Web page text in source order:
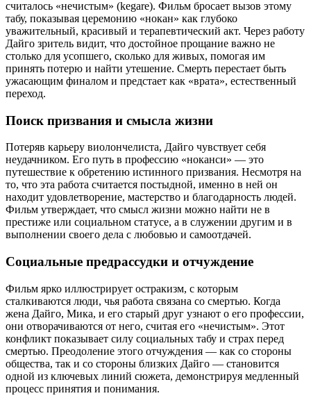
считалось «нечистым» (kegare). Фильм бросает вызов этому
табу, показывая церемонию «нокан» как глубоко
уважительный, красивый и терапевтический акт. Через работу
Дайго зритель видит, что достойное прощание важно не
столько для усопшего, сколько для живых, помогая им
принять потерю и найти утешение. Смерть перестает быть
ужасающим финалом и предстает как «врата», естественный
переход.
Поиск призвания и смысла жизни
Потеряв карьеру виолончелиста, Дайго чувствует себя
неудачником. Его путь в профессию «ноканси» — это
путешествие к обретению истинного призвания. Несмотря на
то, что эта работа считается постыдной, именно в ней он
находит удовлетворение, мастерство и благодарность людей.
Фильм утверждает, что смысл жизни можно найти не в
престиже или социальном статусе, а в служении другим и в
выполнении своего дела с любовью и самоотдачей.
Социальные предрассудки и отчуждение
Фильм ярко иллюстрирует остракизм, с которым
сталкиваются люди, чья работа связана со смертью. Когда
жена Дайго, Мика, и его старый друг узнают о его профессии,
они отворачиваются от него, считая его «нечистым». Этот
конфликт показывает силу социальных табу и страх перед
смертью. Преодоление этого отчуждения — как со стороны
общества, так и со стороны близких Дайго — становится
одной из ключевых линий сюжета, демонстрируя медленный
процесс принятия и понимания.